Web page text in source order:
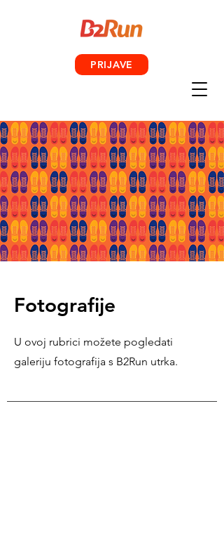
PRIJAVE
Fotografije
U ovoj rubrici možete pogledati
galeriju fotografija s B2Run utrka.